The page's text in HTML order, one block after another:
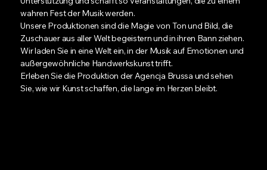
wahren Fest der Musik werden.
Unsere Produktionen sind die Magie von Ton und Bild, die
Zuschauer aus aller Welt begeistern und in ihren Bann ziehen.
Wir laden Sie in eine Welt ein, in der Musik auf Emotionen und
außergewöhnliche Handwerkskunst trifft.
Erleben Sie die Produktion der Agencja Brussa und sehen
Sie, wie wir Kunst schaffen, die lange im Herzen bleibt.